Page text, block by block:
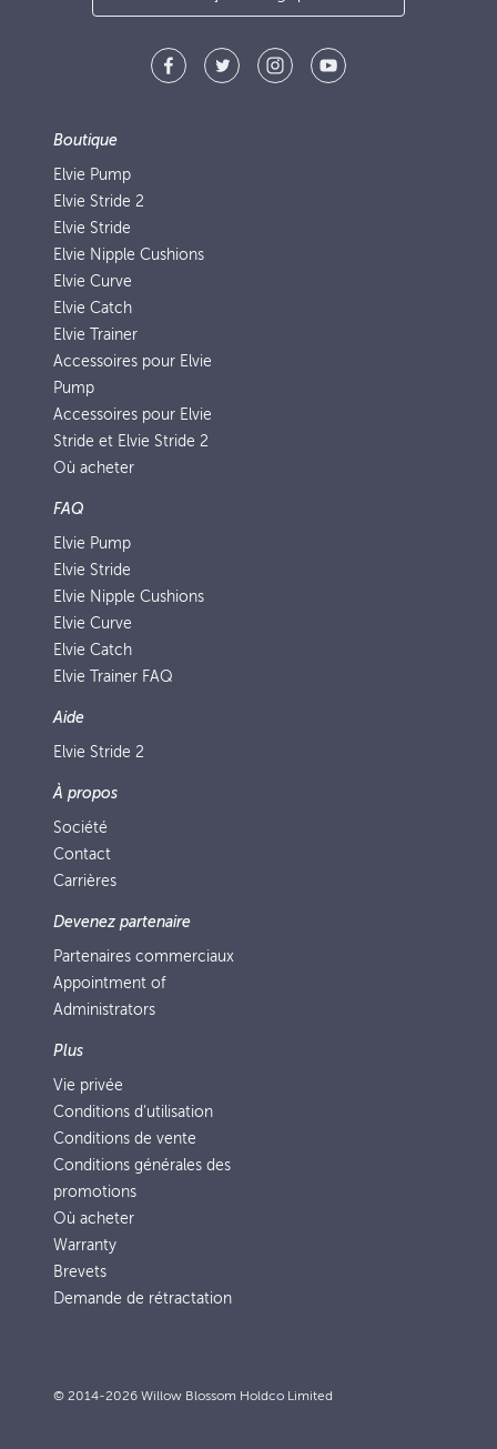
Boutique
Elvie Pump
Elvie Stride 2
Elvie Stride
Elvie Nipple Cushions
Elvie Curve
Elvie Catch
Elvie Trainer
Accessoires pour Elvie
Pump
Accessoires pour Elvie
Stride et Elvie Stride 2
Où acheter
FAQ
Elvie Pump
Elvie Stride
Elvie Nipple Cushions
Elvie Curve
Elvie Catch
Elvie Trainer FAQ
Aide
Elvie Stride 2
À propos
Société
Contact
Carrières
Devenez partenaire
Partenaires commerciaux
Appointment of
Administrators
Plus
Vie privée
Conditions d’utilisation
Conditions de vente
Conditions générales des
promotions
Où acheter
Warranty
Brevets
Demande de rétractation
© 2014-2026 Willow Blossom Holdco Limited